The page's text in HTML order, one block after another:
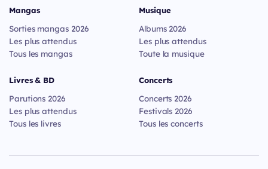
Mangas
Sorties mangas 2026
Les plus attendus
Tous les mangas
Livres & BD
Parutions 2026
Les plus attendus
Tous les livres
Musique
Albums 2026
Les plus attendus
Toute la musique
Concerts
Concerts 2026
Festivals 2026
Tous les concerts